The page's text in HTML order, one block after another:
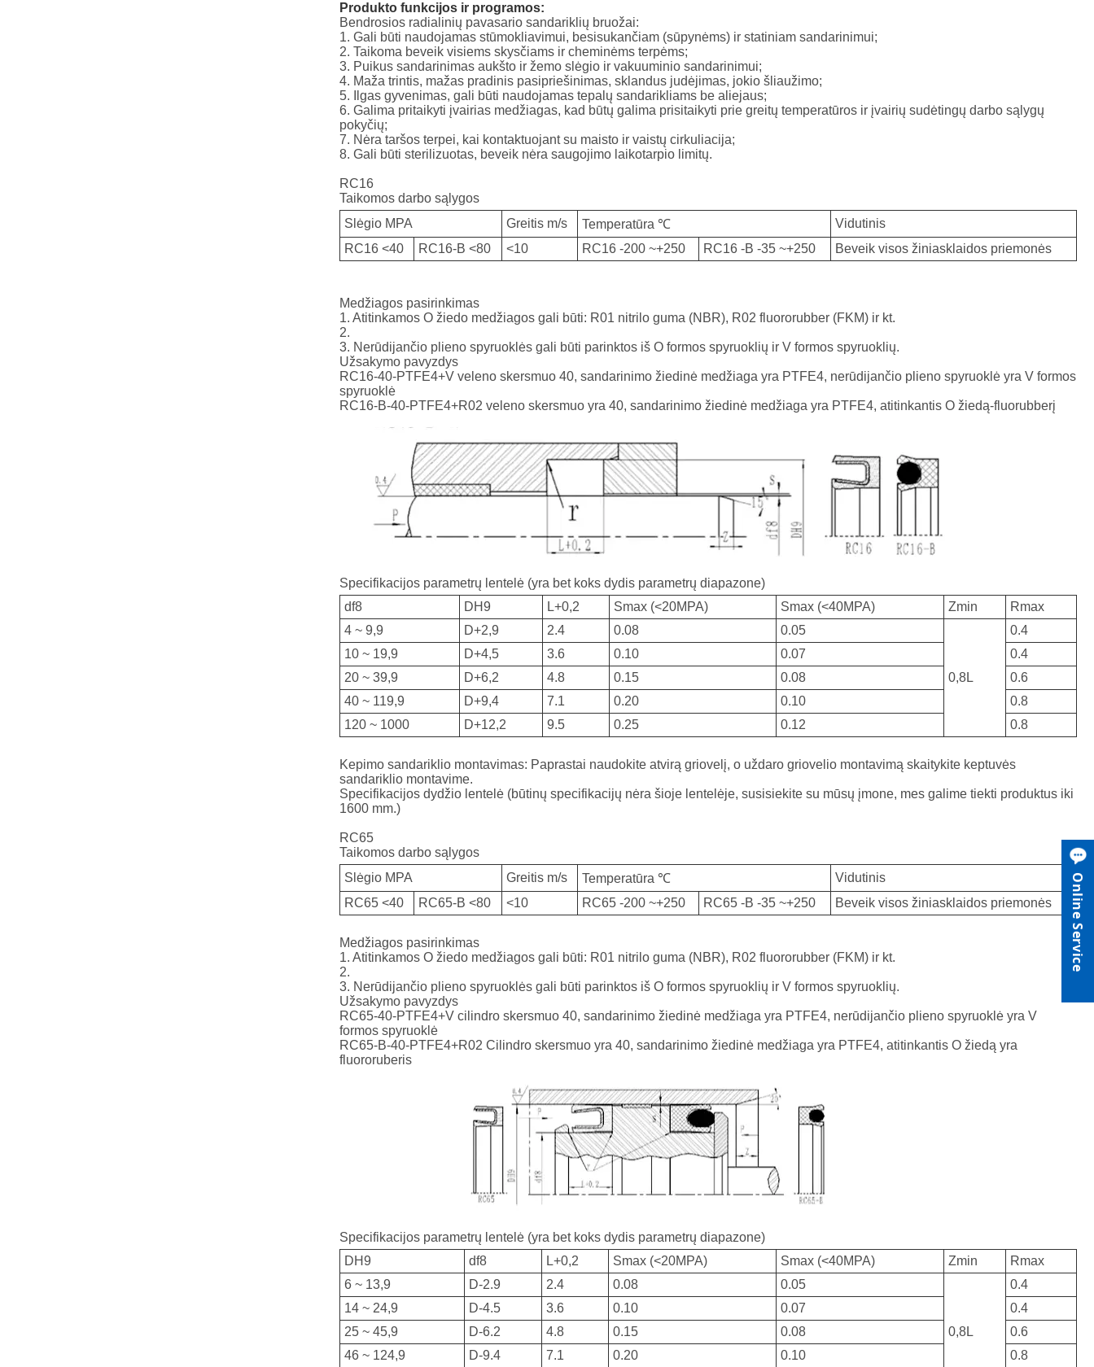
తెలుగు
Euskal
Eesti Keel
Română
Slovenski
मराठी
Produkto funkcijos ir programos:
Bendrosios radialinių pavasario sandariklių bruožai:
1. Gali būti naudojamas stūmokliavimui, besisukančiam (sūpynėms) ir statiniam sandarinimui;
2. Taikoma beveik visiems skysčiams ir cheminėms terpėms;
3. Puikus sandarinimas aukšto ir žemo slėgio ir vakuuminio sandarinimui;
4. Maža trintis, mažas pradinis pasipriešinimas, sklandus judėjimas, jokio šliaužimo;
5. Ilgas gyvenimas, gali būti naudojamas tepalų sandarikliams be aliejaus;
6. Galima pritaikyti įvairias medžiagas, kad būtų galima prisitaikyti prie greitų temperatūros ir įvairių sudėtingų darbo sąlygų
pokyčių;
7. Nėra taršos terpei, kai kontaktuojant su maisto ir vaistų cirkuliacija;
8. Gali būti sterilizuotas, beveik nėra saugojimo laikotarpio limitų.
RC16
Taikomos darbo sąlygos
Slėgio MPA
Greitis m/s Temperatūra ℃
Vidutinis
RC16 <40
RC16-B <80 <10 RC16 -200 ~+250 RC16 -B -35 ~+250 Beveik visos žiniasklaidos priemonės
Medžiagos pasirinkimas
1. Atitinkamos O žiedo medžiagos gali būti: R01 nitrilo guma (NBR), R02 fluororubber (FKM) ir kt.
2.
3. Nerūdijančio plieno spyruoklės gali būti parinktos iš O formos spyruoklių ir V formos spyruoklių.
Užsakymo pavyzdys
RC16-40-PTFE4+V veleno skersmuo 40, sandarinimo žiedinė medžiaga yra PTFE4, nerūdijančio plieno spyruoklė yra V formos
spyruoklė
RC16-B-40-PTFE4+R02 veleno skersmuo yra 40, sandarinimo žiedinė medžiaga yra PTFE4, atitinkantis O žiedą-fluorubberį
Specifikacijos parametrų lentelė (yra bet koks dydis parametrų diapazone)
df8
DH9 L+0,2 Smax (<20MPA) Smax (<40MPA) Zmin
Rmax
4 ~ 9,9
D+2,9 2.4 0.08 0.05
0,8L
0.4
10 ~ 19,9
D+4,5 3.6 0.10 0.07
0.4
20 ~ 39,9
D+6,2 4.8 0.15 0.08
0.6
40 ~ 119,9
D+9,4 7.1 0.20 0.10
0.8
120 ~ 1000
D+12,2 9.5 0.25 0.12 0.8
Kepimo sandariklio montavimas: Paprastai naudokite atvirą griovelį, o uždaro griovelio montavimą skaitykite keptuvės
sandariklio montavime.
Specifikacijos dydžio lentelė (būtinų specifikacijų nėra šioje lentelėje, susisiekite su mūsų įmone, mes galime tiekti produktus iki
1600 mm.)
RC65
Taikomos darbo sąlygos
Slėgio MPA
Greitis m/s Temperatūra ℃
Vidutinis
RC65 <40
RC65-B <80 <10 RC65 -200 ~+250 RC65 -B -35 ~+250 Beveik visos žiniasklaidos priemonės
Medžiagos pasirinkimas
1. Atitinkamos O žiedo medžiagos gali būti: R01 nitrilo guma (NBR), R02 fluororubber (FKM) ir kt.
2.
3. Nerūdijančio plieno spyruoklės gali būti parinktos iš O formos spyruoklių ir V formos spyruoklių.
Užsakymo pavyzdys
RC65-40-PTFE4+V cilindro skersmuo 40, sandarinimo žiedinė medžiaga yra PTFE4, nerūdijančio plieno spyruoklė yra V
formos spyruoklė
RC65-B-40-PTFE4+R02 Cilindro skersmuo yra 40, sandarinimo žiedinė medžiaga yra PTFE4, atitinkantis O žiedą yra
fluororuberis
Specifikacijos parametrų lentelė (yra bet koks dydis parametrų diapazone)
DH9
df8 L+0,2 Smax (<20MPA) Smax (<40MPA) Zmin
Rmax
6 ~ 13,9
D-2.9 2.4 0.08 0.05
0,8L
0.4
14 ~ 24,9
D-4.5 3.6 0.10 0.07
0.4
25 ~ 45,9
D-6.2 4.8 0.15 0.08
0.6
46 ~ 124,9
D-9.4 7.1 0.20 0.10 0.8
Online Service